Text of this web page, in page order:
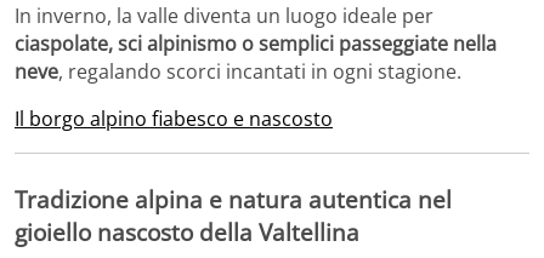
In inverno, la valle diventa un luogo ideale per
ciaspolate, sci alpinismo o semplici passeggiate nella
neve, regalando scorci incantati in ogni stagione.
Il borgo alpino fiabesco e nascosto
Tradizione alpina e natura autentica nel
gioiello nascosto della Valtellina